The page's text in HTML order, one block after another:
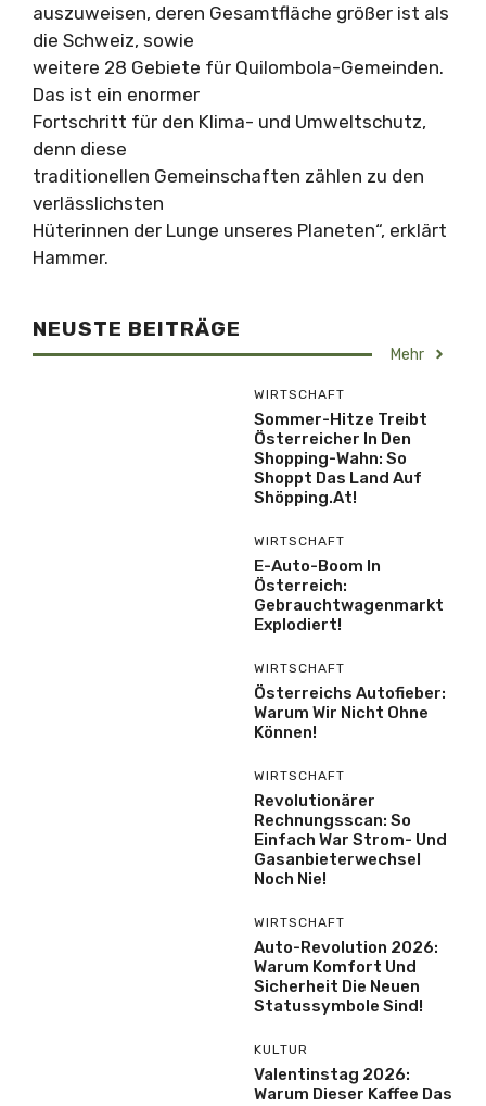
auszuweisen, deren Gesamtfläche größer ist als
die Schweiz, sowie
weitere 28 Gebiete für Quilombola-Gemeinden.
Das ist ein enormer
Fortschritt für den Klima- und Umweltschutz,
denn diese
traditionellen Gemeinschaften zählen zu den
verlässlichsten
Hüterinnen der Lunge unseres Planeten“, erklärt
Hammer.
NEUSTE BEITRÄGE
Mehr
WIRTSCHAFT
Sommer-Hitze Treibt
Österreicher In Den
Shopping-Wahn: So
Shoppt Das Land Auf
Shöpping.at!
WIRTSCHAFT
E-Auto-Boom In
Österreich:
Gebrauchtwagenmarkt
Explodiert!
WIRTSCHAFT
Österreichs Autofieber:
Warum Wir Nicht Ohne
Können!
WIRTSCHAFT
Revolutionärer
Rechnungsscan: So
Einfach War Strom- Und
Gasanbieterwechsel
Noch Nie!
WIRTSCHAFT
Auto-Revolution 2026:
Warum Komfort Und
Sicherheit Die Neuen
Statussymbole Sind!
KULTUR
Valentinstag 2026:
Warum Dieser Kaffee Das